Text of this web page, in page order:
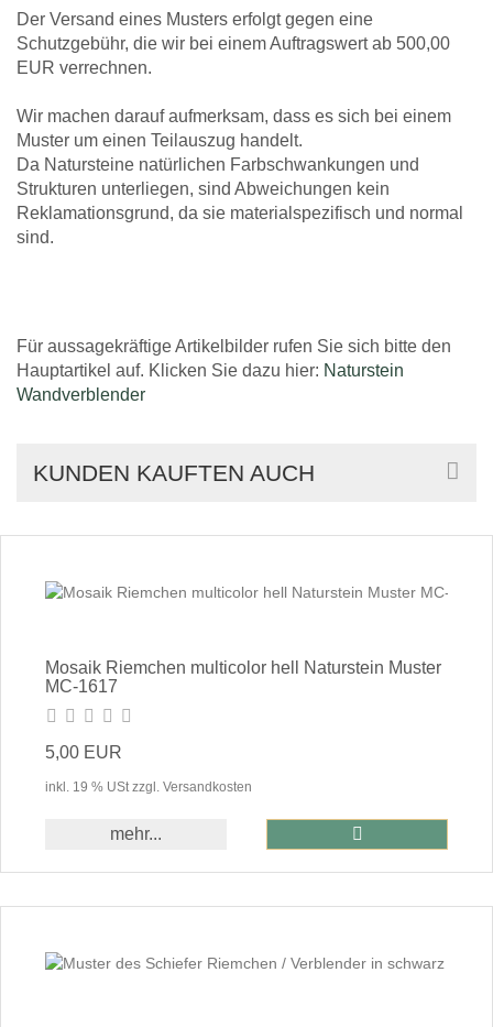
Der Versand eines Musters erfolgt gegen eine
Schutzgebühr, die wir bei einem Auftragswert ab 500,00
EUR verrechnen.
Wir machen darauf aufmerksam, dass es sich bei einem
Muster um einen Teilauszug handelt.
Da Natursteine natürlichen Farbschwankungen und
Strukturen unterliegen, sind Abweichungen kein
Reklamationsgrund, da sie materialspezifisch und normal
sind.
Für aussagekräftige Artikelbilder rufen Sie sich bitte den
Hauptartikel auf. Klicken Sie dazu hier: Naturstein
Wandverblender
KUNDEN KAUFTEN AUCH
Mosaik Riemchen multicolor hell Naturstein Muster
MC-1617
5,00 EUR
inkl. 19 % USt zzgl. Versandkosten
mehr...